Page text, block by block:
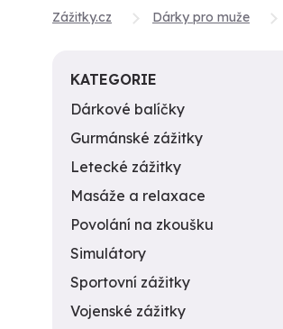
Zážitky.cz Dárky pro muže
KATEGORIE
Dárkové balíčky
Gurmánské zážitky
Letecké zážitky
Masáže a relaxace
Povolání na zkoušku
Simulátory
Sportovní zážitky
Vojenské zážitky